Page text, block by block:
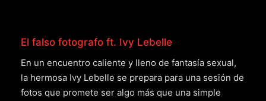
El falso fotografo ft. Ivy Lebelle
En un encuentro caliente y lleno de fantasía sexual,
la hermosa Ivy Lebelle se prepara para una sesión de
fotos que promete ser algo más que una simple